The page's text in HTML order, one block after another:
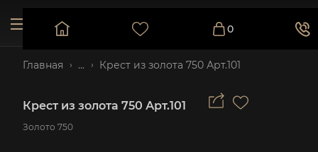
0
Главная ... Крест из золота 750 Арт.101
Крест из золота 750 Арт.101
Золото 750